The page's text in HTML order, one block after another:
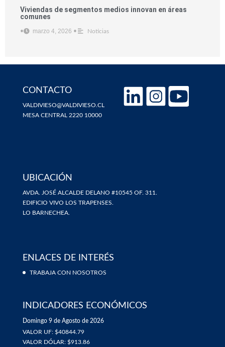
Viviendas de segmentos medios innovan en áreas
comunes
• marzo 4, 2026 • Noticias
CONTACTO
VALDIVIESO@VALDIVIESO.CL
MESA CENTRAL 2220 10000
UBICACIÓN
AVDA. JOSÉ ALCALDE DELANO #10545 OF. 311.
EDIFICIO VIVO LOS TRAPENSES.
LO BARNECHEA.
ENLACES DE INTERÉS
TRABAJA CON NOSOTROS
INDICADORES ECONÓMICOS
Domingo 9 de Agosto de 2026
VALOR UF: $40844.79
VALOR DÓLAR: $913.86